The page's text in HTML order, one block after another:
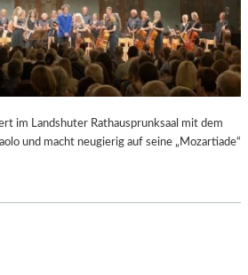
im Landshuter Rathausprunksaal mit dem
und macht neugierig auf seine „Mozartiade“